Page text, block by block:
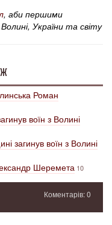
, аби першими
України та світу
Роман
воїн з Волині
загинув воїн з Волині
Шеремета 10
Коментарів: 0